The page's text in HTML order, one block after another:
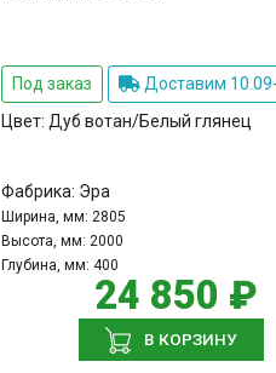
Под заказ
Доставим
Цвет: Дуб вотан/Белый глянец
Фабрика: Эра
Ширина, мм: 2805
Высота, мм: 2000
Глубина, мм: 400
24 850 ₽
В КОРЗИНУ